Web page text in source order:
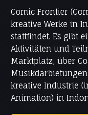
Comic Frontier
kreative Werke in
stattfindet. Es gibt
Aktivitäten und
Marktplatz, über
kreative Industrie
Animation) in